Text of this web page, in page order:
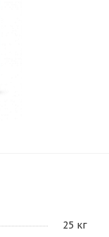
25 кг